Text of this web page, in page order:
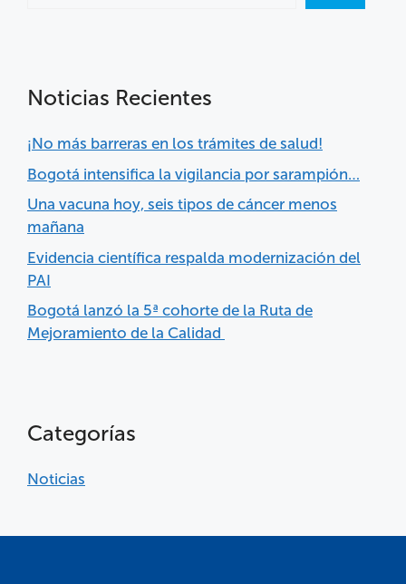
Noticias Recientes
¡No más barreras en los trámites de salud!
Bogotá intensifica la vigilancia por sarampión…
Una vacuna hoy, seis tipos de cáncer menos
mañana
Evidencia científica respalda modernización del
PAI
Bogotá lanzó la 5ª cohorte de la Ruta de
Mejoramiento de la Calidad
Categorías
Noticias